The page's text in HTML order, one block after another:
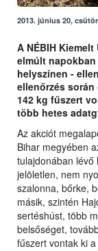
2013. június 20,
A NÉBIH
elmúlt
helyszínen -
ellenőrzés
142 kg fűszert
több hetes
Az akciót
Bihar megyében
tulajdonában lévő
jelöletlen, nem
szalonna, bőrke,
másik, szintén
sertéshúst, több
belsőséget,
fűszert vontak ki